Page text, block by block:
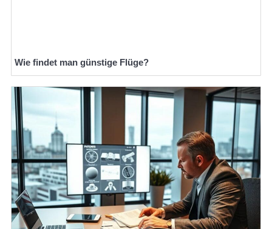
Wie findet man günstige Flüge?